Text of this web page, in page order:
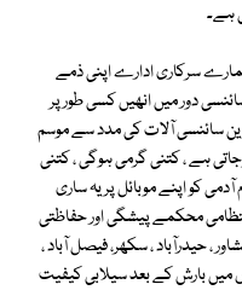
ہے۔
سرکاری ادارے اپنی ذمے
دور میں انھیں کسی طور پر
سائنسی آلات کی مدد سے موسم
ہے ، کتنی گرمی ہوگی ، کتنی
کو اپنے موبائل پر یہ ساری
محکمے پیشگی اور حفاظتی
، حیدرآباد ، سکھر، فیصل آباد ،
بارش کے بعد سیلابی کیفیت